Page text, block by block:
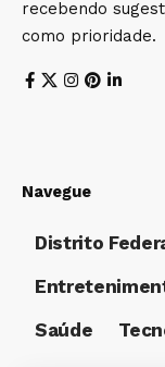
recebendo
como prioridade.
Navegue
Distrito
Saúde